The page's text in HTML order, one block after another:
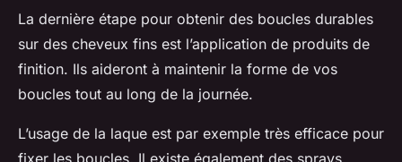
La dernière étape pour obtenir des boucles durables
sur des cheveux fins est l’application de produits de
finition. Ils aideront à maintenir la forme de vos
boucles tout au long de la journée.
L’usage de la laque est par exemple très efficace pour